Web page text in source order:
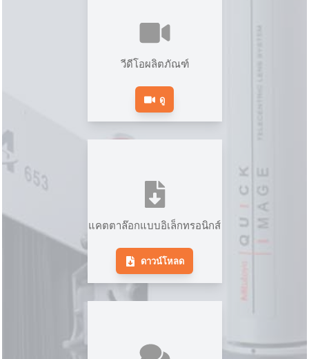
วีดีโอผลิตภัณฑ์
ดู
แคตตาล๊อกแบบอิเล็กทรอนิกส์
ดาวน์โหลด